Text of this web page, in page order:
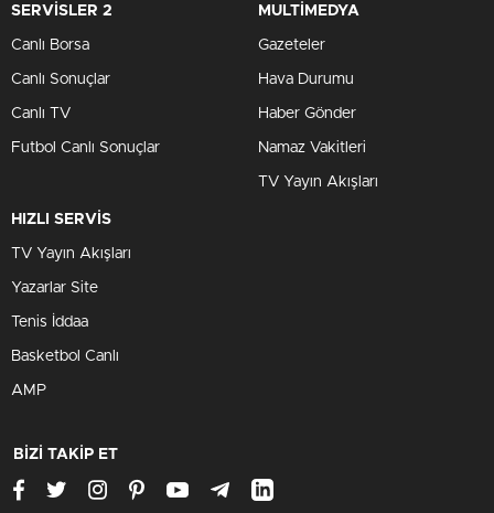
SERVİSLER 2
Canlı Borsa
Canlı Sonuçlar
Canlı TV
Futbol Canlı Sonuçlar
MULTİMEDYA
Gazeteler
Hava Durumu
Haber Gönder
Namaz Vakitleri
TV Yayın Akışları
HIZLI SERVİS
TV Yayın Akışları
Yazarlar Site
Tenis İddaa
Basketbol Canlı
AMP
BİZİ TAKİP ET